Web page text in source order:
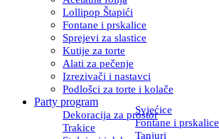
Lollipop Štapići
Fontane i prskalice
Sprejevi za slastice
Kutije za torte
Alati za pečenje
Izrezivači i nastavci
Podlošci za torte i kolače
Party program
Dekoracija za prostor
Svjećice
Trakice
Fontane i prskalice
Tanjuri